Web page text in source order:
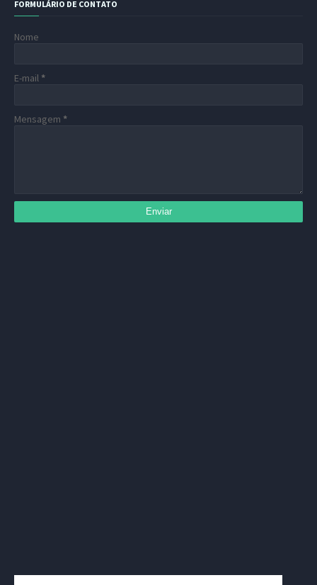
FORMULÁRIO DE CONTATO
Nome
E-mail *
Mensagem *